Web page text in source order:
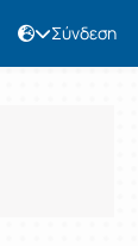
Σύνδεση